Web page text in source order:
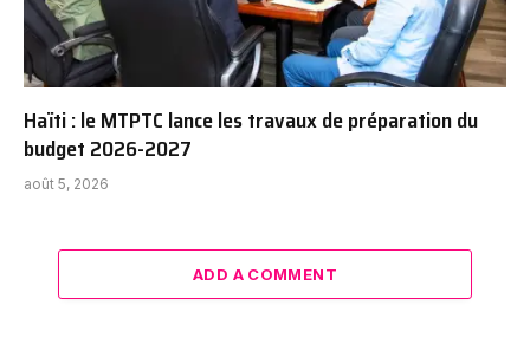
Haïti : le MTPTC lance les travaux de préparation du
budget 2026-2027
août 5, 2026
ADD A COMMENT